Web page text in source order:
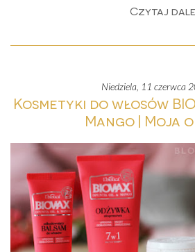
Czytaj
niedziela, 11 czerwca
Kosmetyki do włosów
Mango | Moja